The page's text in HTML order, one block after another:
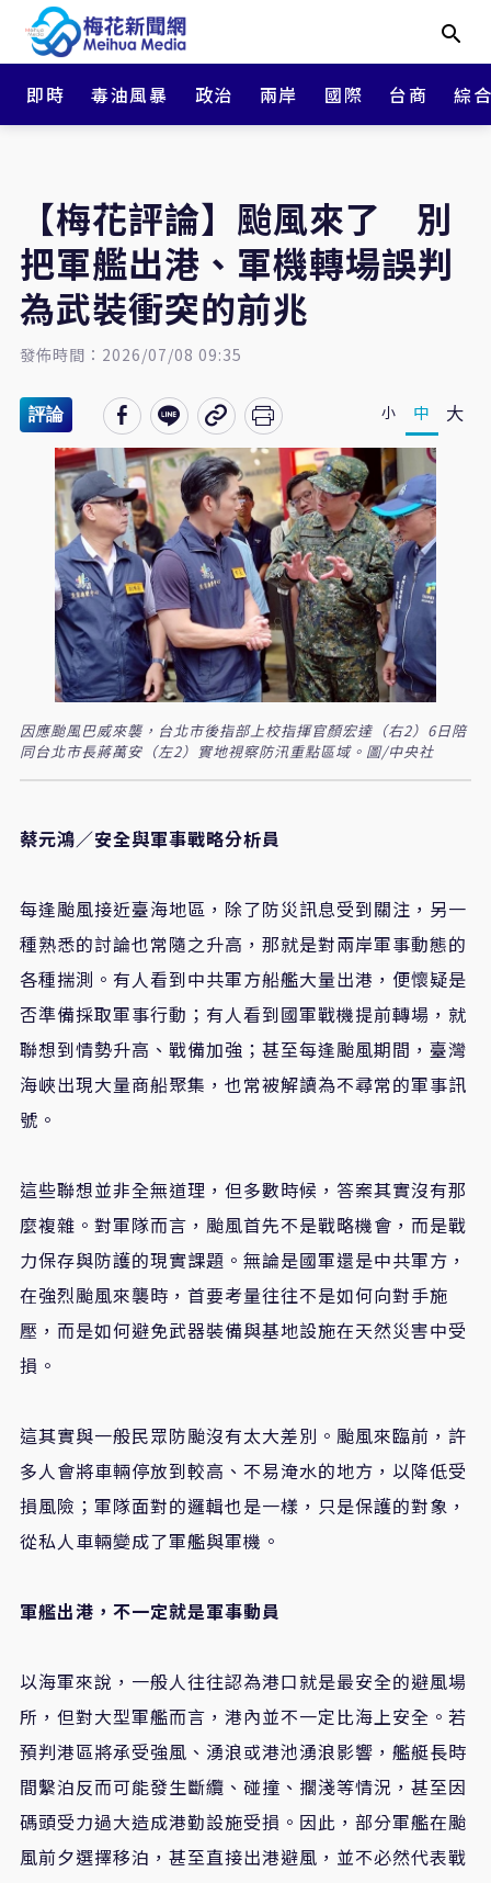
即時 毒油風暴 政治 兩岸 國際 台商 綜
【梅花評論】颱風來了 別
把軍艦出港、軍機轉場誤判
為武裝衝突的前兆
發佈時間：2026/07/08 09:35
評論 小 中 大
因應颱風巴威來襲，台北市後指部上校指揮官顏宏達（右2）6日陪
同台北市長蔣萬安（左2）實地視察防汛重點區域。圖/中央社
蔡元鴻／安全與軍事戰略分析員
每逢颱風接近臺海地區，除了防災訊息受到關注，另一
種熟悉的討論也常隨之升高，那就是對兩岸軍事動態的
各種揣測。有人看到中共軍方船艦大量出港，便懷疑是
否準備採取軍事行動；有人看到國軍戰機提前轉場，就
聯想到情勢升高、戰備加強；甚至每逢颱風期間，臺灣
海峽出現大量商船聚集，也常被解讀為不尋常的軍事訊
號。
這些聯想並非全無道理，但多數時候，答案其實沒有那
麼複雜。對軍隊而言，颱風首先不是戰略機會，而是戰
力保存與防護的現實課題。無論是國軍還是中共軍方，
在強烈颱風來襲時，首要考量往往不是如何向對手施
壓，而是如何避免武器裝備與基地設施在天然災害中受
損。
這其實與一般民眾防颱沒有太大差別。颱風來臨前，許
多人會將車輛停放到較高、不易淹水的地方，以降低受
損風險；軍隊面對的邏輯也是一樣，只是保護的對象，
從私人車輛變成了軍艦與軍機。
軍艦出港，不一定就是軍事動員
以海軍來說，一般人往往認為港口就是最安全的避風場
所，但對大型軍艦而言，港內並不一定比海上安全。若
預判港區將承受強風、湧浪或港池湧浪影響，艦艇長時
間繫泊反而可能發生斷纜、碰撞、擱淺等情況，甚至因
碼頭受力過大造成港勤設施受損。因此，部分軍艦在颱
風前夕選擇移泊，甚至直接出港避風，並不必然代表戰